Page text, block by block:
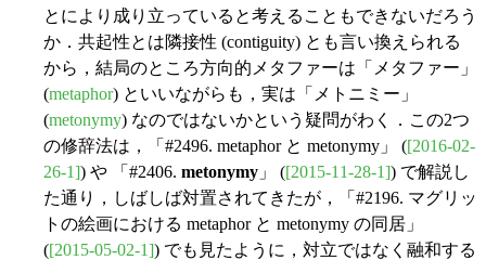
とにより成り立っていると考えることもできないだろう
か．共起性とは隣接性 (contiguity) とも言い換えられる
から，結局のところ方向的メタファーは「メタファー」
(metaphor) といいながらも，実は「メトニミー」
(metonymy) なのではないかという疑問がわく．この2つ
の修辞法は，「#2496. metaphor と metonymy」 ([2016-02-
26-1]) や 「#2406. metonymy 」 ([2015-11-28-1]) で解説し
た通り，しばしば対置されてきたが，「#2196. マグリッ
トの絵画における metaphor と metonymy の同居」
([2015-05-02-1]) でも見たように，対立ではなく融和する